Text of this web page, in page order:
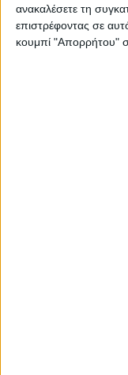
ανακαλέσετε τη
επιστρέφοντας σε
κουμπί "Απορρήτου"